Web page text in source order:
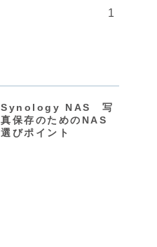
1
Synology NAS 写
真保存のためのNAS
選びポイント